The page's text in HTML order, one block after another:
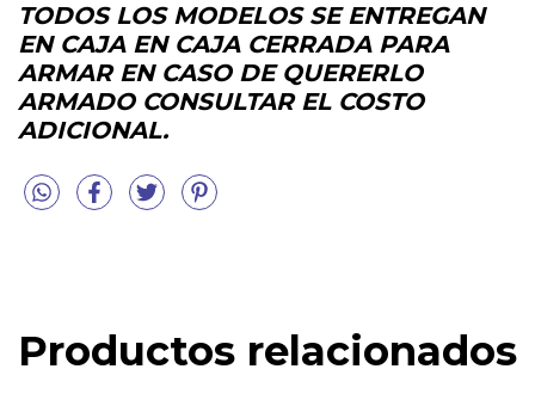
TODOS LOS MODELOS SE ENTREGAN
EN CAJA EN CAJA CERRADA PARA
ARMAR EN CASO DE QUERERLO
ARMADO CONSULTAR EL COSTO
ADICIONAL.
Productos relacionados